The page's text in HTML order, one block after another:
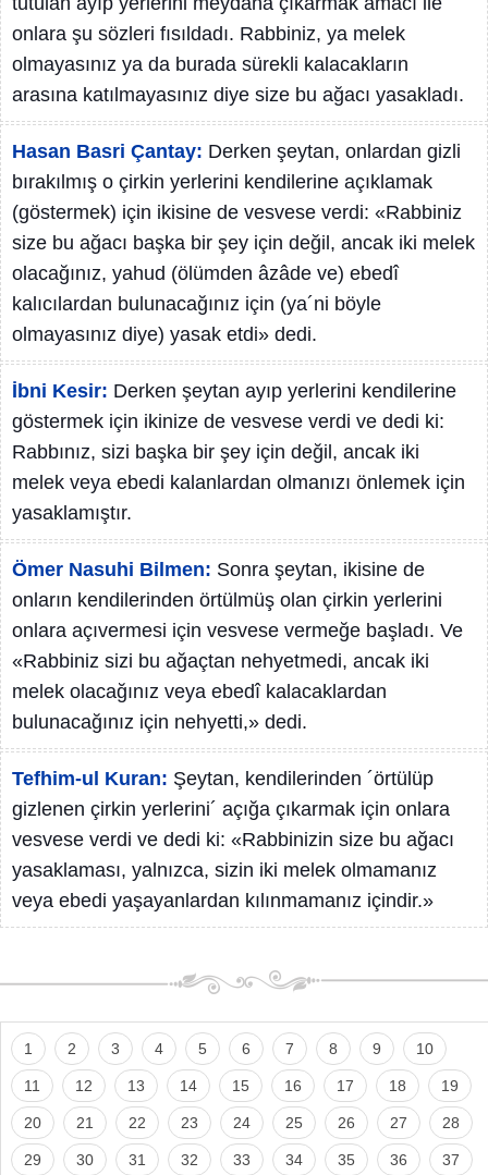
onlara şu sözleri fısıldadı. Rabbiniz, ya melek
olmayasınız ya da burada sürekli kalacakların
arasına katılmayasınız diye size bu ağacı yasakladı.
Hasan Basri Çantay: Derken şeytan, onlardan gizli
bırakılmış o çirkin yerlerini kendilerine açıklamak
(göstermek) için ikisine de vesvese verdi: «Rabbiniz
size bu ağacı başka bir şey için değil, ancak iki melek
olacağınız, yahud (ölümden âzâde ve) ebedî
kalıcılardan bulunacağınız için (ya´ni böyle
olmayasınız diye) yasak etdi» dedi.
İbni Kesir: Derken şeytan ayıp yerlerini kendilerine
göstermek için ikinize de vesvese verdi ve dedi ki:
Rabbınız, sizi başka bir şey için değil, ancak iki
melek veya ebedi kalanlardan olmanızı önlemek için
yasaklamıştır.
Ömer Nasuhi Bilmen: Sonra şeytan, ikisine de
onların kendilerinden örtülmüş olan çirkin yerlerini
onlara açıvermesi için vesvese vermeğe başladı. Ve
«Rabbiniz sizi bu ağaçtan nehyetmedi, ancak iki
melek olacağınız veya ebedî kalacaklardan
bulunacağınız için nehyetti,» dedi.
Tefhim-ul Kuran: Şeytan, kendilerinden ´örtülüp
gizlenen çirkin yerlerini´ açığa çıkarmak için onlara
vesvese verdi ve dedi ki: «Rabbinizin size bu ağacı
yasaklaması, yalnızca, sizin iki melek olmamanız
veya ebedi yaşayanlardan kılınmamanız içindir.»
1 2 3 4 5 6 7 8 9 10
11 12 13 14 15 16 17 18 19
20 21 22 23 24 25 26 27 28
29 30 31 32 33 34 35 36 37